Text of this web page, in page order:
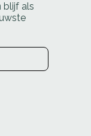
blijf als